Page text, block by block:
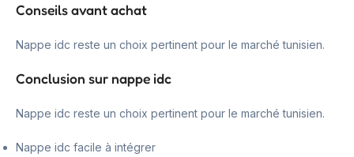
Conseils avant achat
Nappe idc reste un choix pertinent pour le marché tunisien.
Conclusion sur nappe idc
Nappe idc reste un choix pertinent pour le marché tunisien.
Nappe idc facile à intégrer